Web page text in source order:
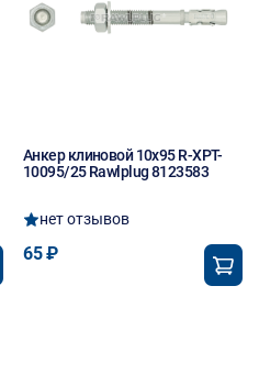
Анкер клиновой 10х95 R-XPT-
10095/25 Rawlplug 8123583
нет отзывов
65 ₽